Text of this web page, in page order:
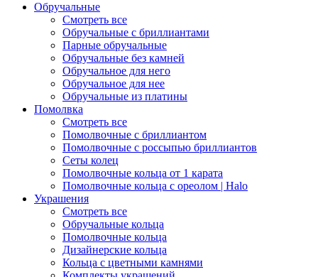
Обручальные
Смотреть все
Обручальные с бриллиантами
Парные обручальные
Обручальные без камней
Обручальное для него
Обручальное для нее
Обручальные из платины
Помолвка
Смотреть все
Помолвочные с бриллиантом
Помолвочные с россыпью бриллиантов
Сеты колец
Помолвочные кольца от 1 карата
Помолвочные кольца с ореолом | Halo
Украшения
Смотреть все
Обручальные кольца
Помолвочные кольца
Дизайнерские кольца
Кольца с цветными камнями